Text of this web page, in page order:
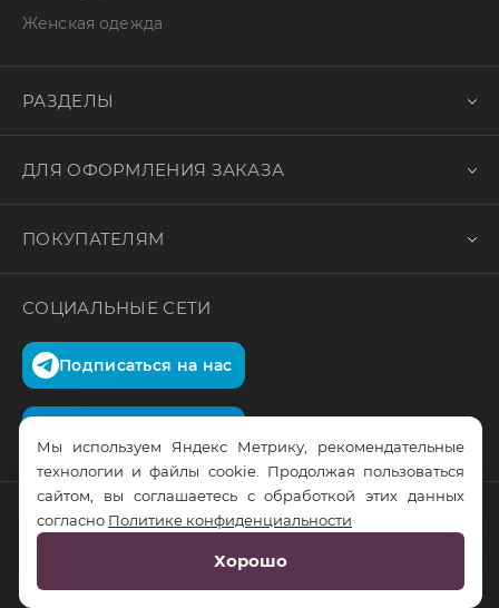
Женская одежда
РАЗДЕЛЫ
ДЛЯ ОФОРМЛЕНИЯ ЗАКАЗА
ПОКУПАТЕЛЯМ
СОЦИАЛЬНЫЕ СЕТИ
Подписаться на нас
© RusTrus. 2011-2026. Все права защищены
RS Digital
Мы используем Яндекс Метрику, рекомендательные
технологии и файлы cookie. Продолжая пользоваться
сайтом, вы соглашаетесь с обработкой этих данных
согласно Политике конфиденциальности
Хорошо